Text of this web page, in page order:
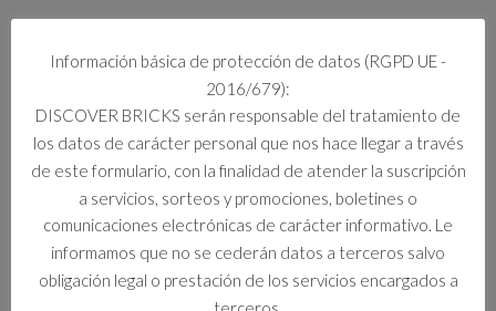
1 disponibles
CREATIVA
TODO
cantidad
Añadir al carrito
Información adicional
Información adicional
Información básica de protección de datos (RGPD UE -
2016/679):
DISCOVER BRICKS serán responsable del tratamiento de
los datos de carácter personal que nos hace llegar a través
de este formulario, con la finalidad de atender la suscripción
a servicios, sorteos y promociones, boletines o
comunicaciones electrónicas de carácter informativo. Le
informamos que no se cederán datos a terceros salvo
obligación legal o prestación de los servicios encargados a